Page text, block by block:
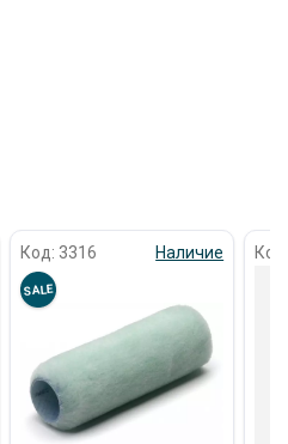
Код: 3316 Наличие
SALE
раз в 2 недели